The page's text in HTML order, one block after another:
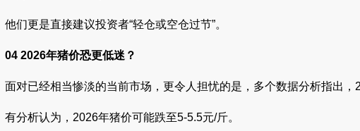
他们更是直接建议投资者“轻仓或空仓过节”。
04 2026年猪价恐更低迷？
面对已经相当惨淡的当前市场，更令人担忧的是，多个数据分析指出，
有分析认为，2026年猪价可能跌至5-5.5元/斤。